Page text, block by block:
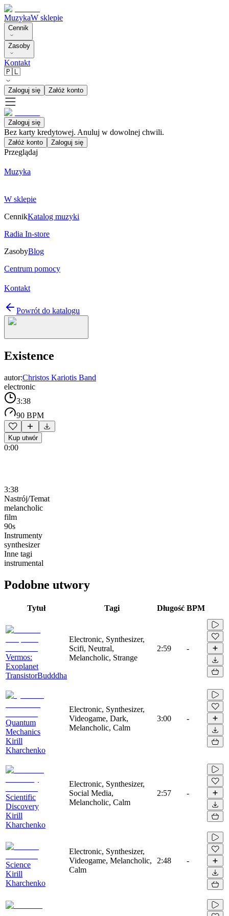
MuzykaW sklepie
Cennik
Zasoby
Kontakt
🇵🇱
Zaloguj się Załóż konto
Zaloguj się
Bez karty kredytowej. Anuluj w dowolnej chwili.
Załóż konto Zaloguj się
Przeglądaj
Muzyka
W sklepie
CennikKatalog muzyki
Radia In-store
ZasobyBlog
Centrum pomocy
Kontakt
Powrót do katalogu
Existence
autor:Christos Kariotis Band
electronic
3:38
90 BPM
Kup utwór
0:00
3:38
Nastrój/Temat
melancholic
film
90s
Instrumenty
synthesizer
Inne tagi
instrumental
Podobne utwory
Tytuł Tagi Długość BPM
Vermos:
Exoplanet
TransistorBudddha
Electronic, Synthesizer,
Scifi, Neutral,
Melancholic, Strange
2:59 -
Quantum
Mechanics
Kirill
Kharchenko
Electronic, Synthesizer,
Videogame, Dark,
Melancholic, Calm
3:00 -
Scientific
Discovery
Kirill
Kharchenko
Electronic, Synthesizer,
Social Media,
Melancholic, Calm
2:57 -
Science
Kirill
Kharchenko
Electronic, Synthesizer,
Videogame, Melancholic,
Calm
2:48 -